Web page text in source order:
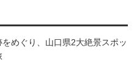
めぐり、山口県2大絶景スポッ